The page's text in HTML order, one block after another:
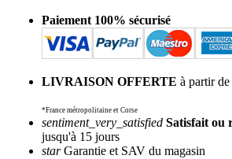
Paiement 100% sécurisé
LIVRAISON OFFERTE à partir
*France métropolitaine et Corse
sentiment_very_satisfied Satisfait ou
jusqu'à 15 jours
starGarantie et SAV du magasin